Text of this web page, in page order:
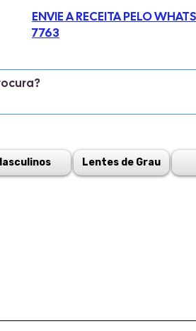
ENVIE A RECEITA PELO
7763
Lentes de Grau